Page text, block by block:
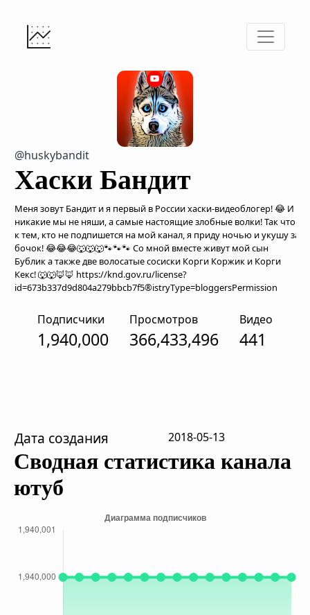
@huskybandit
Хаски Бандит
Меня зовут Бандит и я первый в России хаски-видеоблогер! 😂 И
никакие мы не няши, а самые настоящие злобные волки! Так что
к тем, кто не подпишется на мой канал, я приду ночью и укушу за
бочок! 😂😂😂🐺🐺🐺🐾🐾🐾 Со мной вместе живут мой сын
Бублик а также две волосатые сосиски Корги Коржик и Корги
Кекс! 🐺🐺🦊🦊 https://knd.gov.ru/license?
id=673b337d9d804a279bbcb7f5®istryType=bloggersPermission
Подписчики
1,940,000
Просмотров
366,433,496
Видео
441
Дата создания 2018-05-13
Сводная статистика канала
ютуб